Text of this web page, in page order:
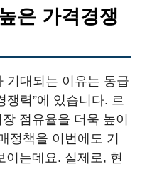
은 가격경쟁
기대되는 이유는 동급
쟁력”에 있습니다. 르
점유율을 더욱 높이
정책을 이번에도 기
이는데요. 실제로, 현